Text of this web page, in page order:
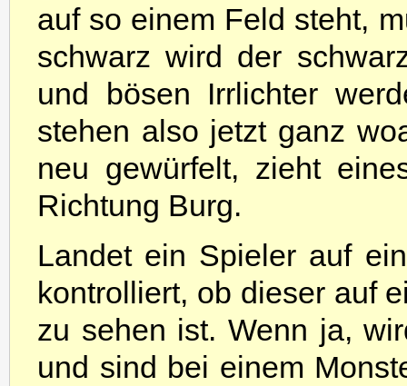
auf so einem Feld steht,
schwarz wird der
und bösen Irrlichter
stehen also jetzt ganz
neu gewürfelt, zieht
Richtung Burg.
Landet ein Spieler auf
kontrolliert, ob dieser auf
zu sehen ist. Wenn ja,
und sind bei einem